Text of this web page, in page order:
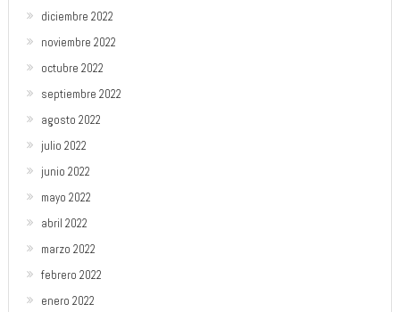
diciembre 2022
noviembre 2022
octubre 2022
septiembre 2022
agosto 2022
julio 2022
junio 2022
mayo 2022
abril 2022
marzo 2022
febrero 2022
enero 2022